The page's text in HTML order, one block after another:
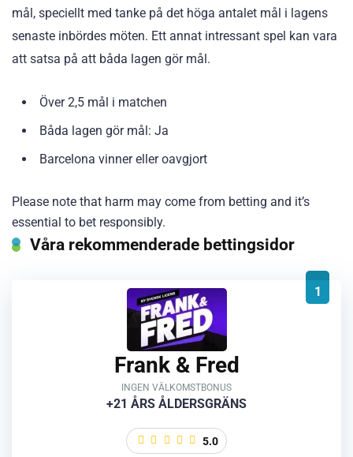
mål, speciellt med tanke på det höga antalet mål i lagens
senaste inbördes möten. Ett annat intressant spel kan vara
att satsa på att båda lagen gör mål.
Över 2,5 mål i matchen
Båda lagen gör mål: Ja
Barcelona vinner eller oavgjort
Please note that harm may come from betting and it’s
essential to bet responsibly.
Våra rekommenderade bettingsidor
1
Frank & Fred
INGEN VÄLKOMSTBONUS
+21 ÅRS ÅLDERSGRÄNS
5.0